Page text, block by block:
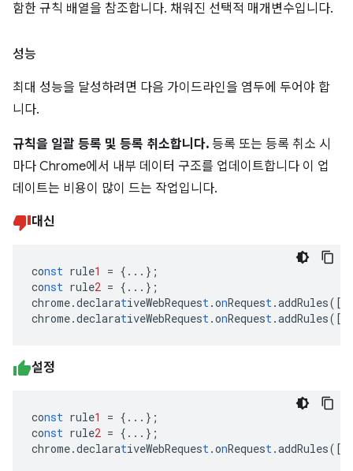
함한 규칙 배열을 참조합니다. 채워진 선택적 매개변수입니다.
성능
최대 성능을 달성하려면 다음 가이드라인을 염두에 두어야 합
니다.
규칙을 일괄 등록 및 등록 취소합니다. 등록 또는 등록 취소 시
마다 Chrome에서 내부 데이터 구조를 업데이트합니다 이 업
데이트는 비용이 많이 드는 작업입니다.
대신
const rule1 = { ... } ;
const rule2 = { ... } ;
chrome.declarativeWebRequest.onRequest.addRules( [
chrome.declarativeWebRequest.onRequest.addRules( [
설정
const rule1 = { ... } ;
const rule2 = { ... } ;
chrome.declarativeWebRequest.onRequest.addRules( [